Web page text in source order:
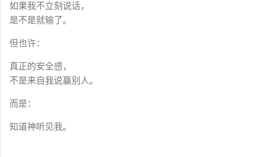
如果我不立刻说话，
是不是就输了。
但也许：
真正的安全感，
不是来自我说赢别人。
而是：
知道神听见我。